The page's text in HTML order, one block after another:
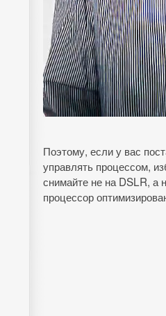
Поэтому, если у вас
управлять процессом,
снимайте не на DSLR, а
процессор